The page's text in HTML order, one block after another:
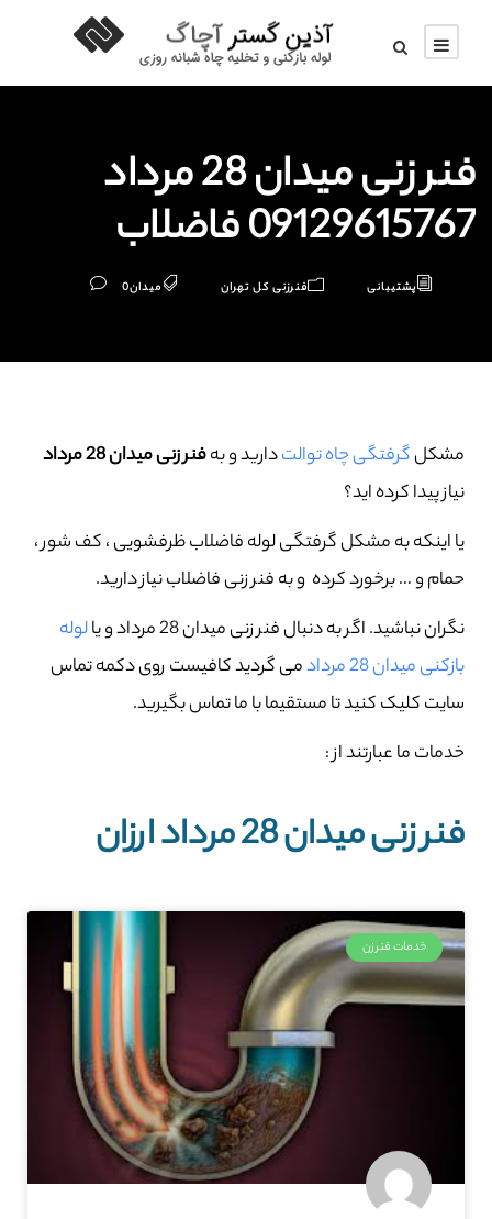
فنر زنی میدان 28 مرداد
09129615767 فاضلاب
پشتیبانی فنرزنی کل تهران میدان0
مشکلگرفتگی چاه توالتدارید و بهفنر زنی میدان 28 مرداد
نیاز پیدا کرده اید؟
یا اینکه به مشکل گرفتگی لوله فاضلاب ظرفشویی ، کف شور ،
حمام و … برخورد کرده و به فنر زنی فاضلاب نیاز دارید.
نگران نباشید. اگر به دنبال فنر زنی میدان 28 مرداد و یا
لوله
بازکنی میدان 28 مرداد
می گردید کافیست روی دکمه تماس
سایت کلیک کنید تا مستقیما با ما تماس بگیرید.
خدمات ما عبارتند از :
فنر زنی میدان 28 مرداد ارزان
خدمات فنرزن